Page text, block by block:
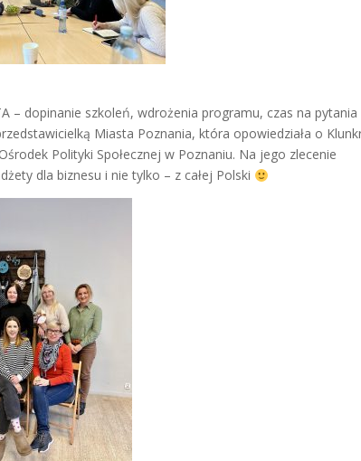
– dopinanie szkoleń, wdrożenia programu, czas na pytania
Miasta Poznania, która opowiedziała o
Polityki Społecznej w Poznaniu. Na jego zlecenie
dla biznesu i nie tylko – z całej Polski